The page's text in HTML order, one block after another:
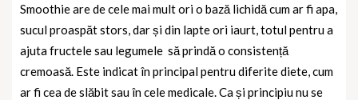
Smoothie are de cele mai mult ori o bază lichidă cum ar fi apa,
sucul proaspăt stors, dar și din lapte ori iaurt, totul pentru a
ajuta fructele sau legumele să prindă o consistență
cremoasă. Este indicat în principal pentru diferite diete, cum
ar fi cea de slăbit sau în cele medicale. Ca și principiu nu se